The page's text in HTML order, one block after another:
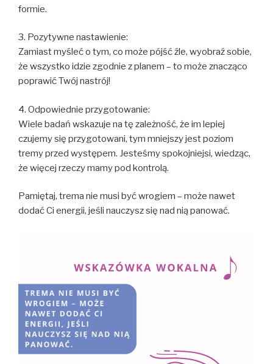
formie.
3. Pozytywne nastawienie:
Zamiast myśleć o tym, co może pójść źle, wyobraź sobie,
że wszystko idzie zgodnie z planem – to może znacząco
poprawić Twój nastrój!
4. Odpowiednie przygotowanie:
Wiele badań wskazuje na tę zależność, że im lepiej
czujemy się przygotowani, tym mniejszy jest poziom
tremy przed występem. Jesteśmy spokojniejsi, wiedząc,
że więcej rzeczy mamy pod kontrolą.
Pamiętaj, trema nie musi być wrogiem – może nawet
dodać Ci energii, jeśli nauczysz się nad nią panować.